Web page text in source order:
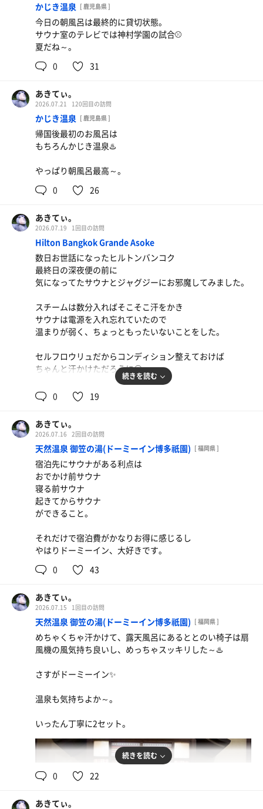
麻辣湯北極
お酢の味変で永遠に食べれる あたしにとっての麻辣湯
はコレ一択🌶🔥🍜
氷結レモン
かじき温泉 [ 鹿児島県 ]
今日の朝風呂は最終的に貸切状態。
サウナ室のテレビでは神村学園の試合⚾️
夏だね～。
0
31
あきてぃ。
2026.07.21 120回目の訪問
かじき温泉 [ 鹿児島県 ]
帰国後最初のお風呂は
もちろんかじき温泉♨️
やっぱり朝風呂最高～。
0
26
あきてぃ。
2026.07.19 1回目の訪問
Hilton Bangkok Grande Asoke
数日お世話になったヒルトンバンコク
最終日の深夜便の前に
気になってたサウナとジャグジーにお邪魔してみました。
スチームは数分入ればそこそこ汗をかき
サウナは電源を入れ忘れていたので
温まりが弱く、ちょっともったいないことをした。
セルフロウリュだからコンディション整えておけば
ちゃんと汗かけただろうに😥
でも水風呂やととのいスペースがあるわけではないので
どちらかというとジャグジーとシャワー、身支度メイン
で。
マシンが充実したジムが併設されているので
男性側はちゃんと賑わってそうな気もしなくもない。
自室の浴槽使わなかったけど
広々サウナもジャグジーも洗面台も一人占めして
しっかりリフレッシュできました。
毎日髪もサラサラ。
続きを読む
0 19
あきてぃ。
2026.07.16 2回目の訪問
天然温泉 御笠の湯(ドーミーイン博多祇園) [ 福岡県 ]
宿泊先にサウナがある利点は
おでかけ前サウナ
寝る前サウナ
起きてからサウナ
ができること。
それだけで宿泊費がかなりお得に感じるし
やはりドーミーイン、大好きです。
0
43
あきてぃ。
2026.07.15 1回目の訪問
天然温泉 御笠の湯(ドーミーイン博多祇園) [ 福岡県 ]
めちゃくちゃ汗かけて、露天風呂にあるととのい椅子は扇
風機の風気持ち良いし、めっちゃスッキリした～♨️
さすがドーミーイン✨️
温泉も気持ちよか～。
いったん丁寧に2セット。
続きを読む
0 22
あきてぃ。